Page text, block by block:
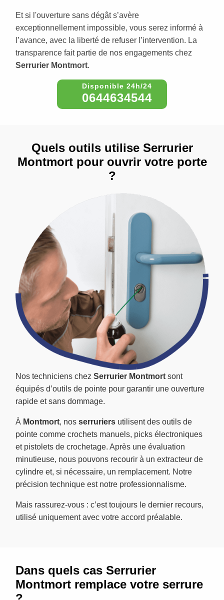
Et si l'ouverture sans dégât s’avère
exceptionnellement impossible, vous serez informé à
l’avance, avec la liberté de refuser l’intervention. La
transparence fait partie de nos engagements chez
Serrurier Montmort.
0644634544
Nos techniciens chez Serrurier Montmort sont
équipés d’outils de pointe pour garantir une ouverture
rapide et sans dommage.
À Montmort, nos serruriers utilisent des outils de
pointe comme crochets manuels, picks électroniques
et pistolets de crochetage. Après une évaluation
minutieuse, nous pouvons recourir à un extracteur de
cylindre et, si nécessaire, un remplacement. Notre
précision technique est notre professionnalisme.
Mais rassurez-vous : c’est toujours le dernier recours,
utilisé uniquement avec votre accord préalable.
Quels outils utilise Serrurier
Montmort pour ouvrir votre porte
?
Dans quels cas Serrurier
Montmort remplace votre serrure